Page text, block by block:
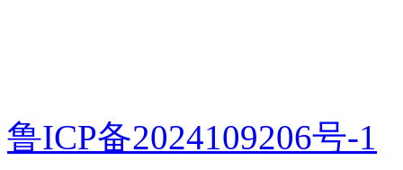
鲁ICP备2024109206号-1